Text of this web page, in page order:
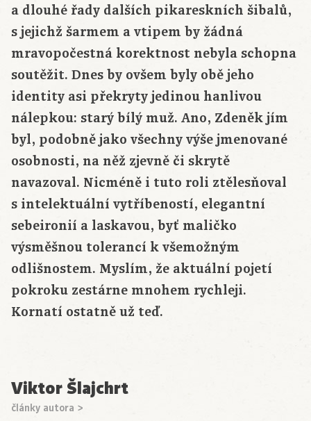
a dlouhé řady dalších pikareskních šibalů,
s jejichž šarmem a vtipem by žádná
mravopočestná korektnost nebyla schopna
soutěžit. Dnes by ovšem byly obě jeho
identity asi překryty jedinou hanlivou
nálepkou: starý bílý muž. Ano, Zdeněk jím
byl, podobně jako všechny výše jmenované
osobnosti, na něž zjevně či skrytě
navazoval. Nicméně i tuto roli ztělesňoval
s intelektuální vytříbeností, elegantní
sebeironií a laskavou, byť maličko
výsměšnou tolerancí k všemožným
odlišnostem. Myslím, že aktuální pojetí
pokroku zestárne mnohem rychleji.
Kornatí ostatně už teď.
Viktor Šlajchrt
články autora >